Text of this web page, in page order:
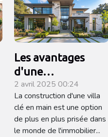
Les avantages
d'une
construction de
villa clé en main
2 avril 2025 00:24
La construction d'une villa
clé en main est une option
de plus en plus prisée dans
le monde de l'immobilier...